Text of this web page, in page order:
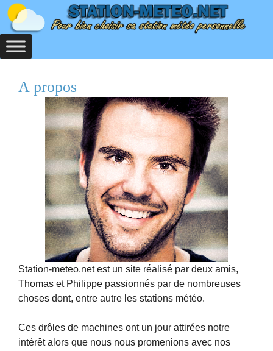
Aller
au
contenu
A propos
Station-meteo.net est un site réalisé par deux amis,
Thomas et Philippe passionnés par de nombreuses
choses dont, entre autre les stations météo.
Ces drôles de machines ont un jour attirées notre
intérêt alors que nous nous promenions avec nos